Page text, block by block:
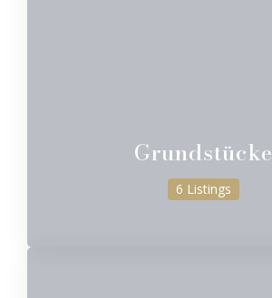
Grundstücke
6 Listings